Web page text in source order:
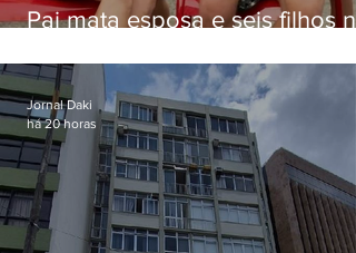
Pai mata esposa e seis filhos
Jornal Daki
há 20 horas